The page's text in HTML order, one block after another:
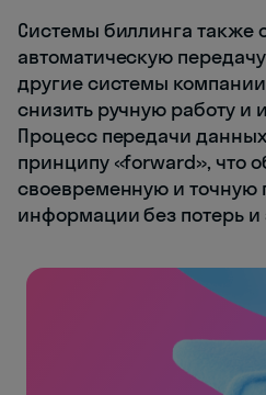
Системы биллинга также
автоматическую
другие системы
снизить ручную работу и
Процесс передачи
принципу «forward», что
своевременную и точную
информации без потерь и